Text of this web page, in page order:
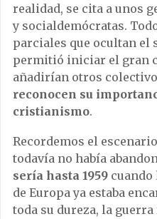
realidad, se cita a unos
y socialdemócratas.
parciales que ocultan el
permitió iniciar el gran
añadirían otros
reconocen su
cristianismo.
Recordemos el
todavía no había
sería hasta 1959
de Europa ya estaba
toda su dureza, la